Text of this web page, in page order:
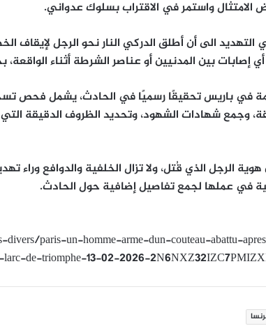
الامتثال واستمر في الاقتراب بسلوك عدواني.
الى أن أطلق الدركي النار نحو الرجل لإيقاف
إصابات بين المدنيين أو عناصر الشرطة أثناء
في باريس تحقيقًا رسميًا في الحادث، يشمل فحص
وجمع شهادات الشهود، وتحديد الظروف الدقيقة التي
الرجل الذي قُتل، ولا تزال الخلفية والدوافع وراء
في عملها لجمع تفاصيل إضافية حول الحادث.
paris-un-homme-arme-dun-couteau-abattu-
larc-de-triomphe-13-02-2026-